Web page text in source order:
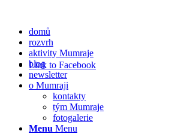
Link to Facebook
domů
rozvrh
aktivity Mumraje
blog
newsletter
o Mumraji
kontakty
tým Mumraje
fotogalerie
Menu Menu